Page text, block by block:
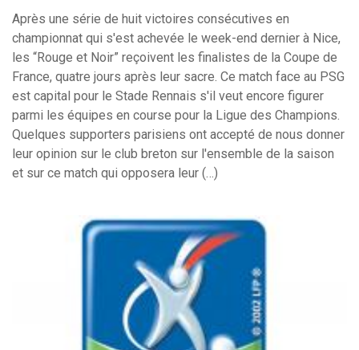
Après une série de huit victoires consécutives en
championnat qui s'est achevée le week-end dernier à Nice,
les “Rouge et Noir” reçoivent les finalistes de la Coupe de
France, quatre jours après leur sacre. Ce match face au PSG
est capital pour le Stade Rennais s'il veut encore figurer
parmi les équipes en course pour la Ligue des Champions.
Quelques supporters parisiens ont accepté de nous donner
leur opinion sur le club breton sur l'ensemble de la saison
et sur ce match qui opposera leur (…)